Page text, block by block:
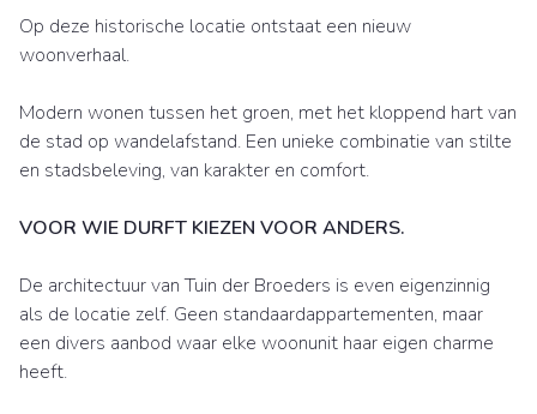
Op deze historische locatie ontstaat een nieuw
woonverhaal.
Modern wonen tussen het groen, met het kloppend hart van
de stad op wandelafstand. Een unieke combinatie van stilte
en stadsbeleving, van karakter en comfort.
VOOR WIE DURFT KIEZEN VOOR ANDERS.
De architectuur van Tuin der Broeders is even eigenzinnig
als de locatie zelf. Geen standaardappartementen, maar
een divers aanbod waar elke woonunit haar eigen charme
heeft.